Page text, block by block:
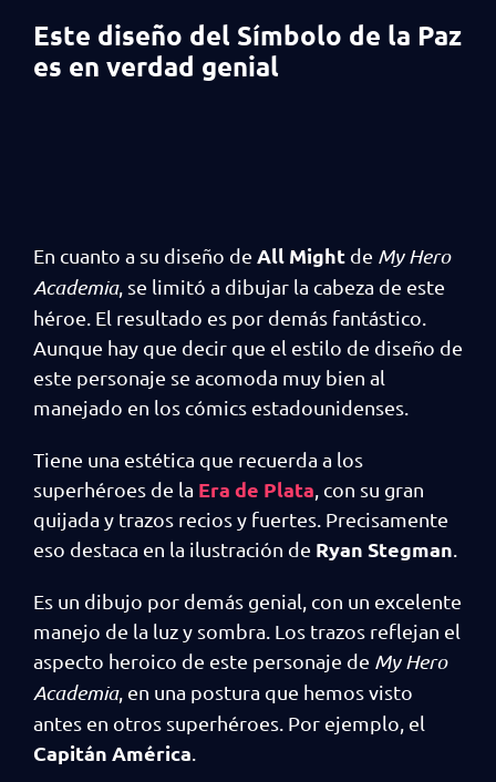
Este diseño del Símbolo de la Paz
es en verdad genial
En cuanto a su diseño de All Might de My Hero
Academia, se limitó a dibujar la cabeza de este
héroe. El resultado es por demás fantástico.
Aunque hay que decir que el estilo de diseño de
este personaje se acomoda muy bien al
manejado en los cómics estadounidenses.
Tiene una estética que recuerda a los
superhéroes de la Era de Plata , con su gran
quijada y trazos recios y fuertes. Precisamente
eso destaca en la ilustración de Ryan Stegman
Es un dibujo por demás genial, con un excelente
manejo de la luz y sombra. Los trazos reflejan el
aspecto heroico de este personaje de My Hero
Academia, en una postura que hemos visto
antes en otros superhéroes. Por ejemplo, el
Capitán América